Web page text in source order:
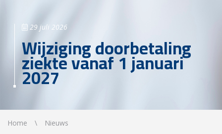
29 juli 2026
Wijziging doorbetaling
ziekte vanaf 1 januari
2027
Home Nieuws